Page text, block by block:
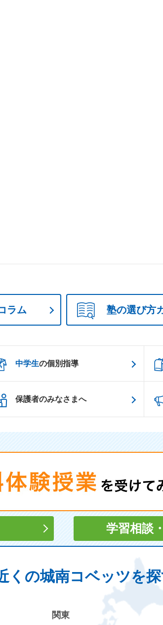
ラム 塾の選び方
中学生の個別指導
保護者のみなさまへ
学習相談・
くの城南コベッツを
関東